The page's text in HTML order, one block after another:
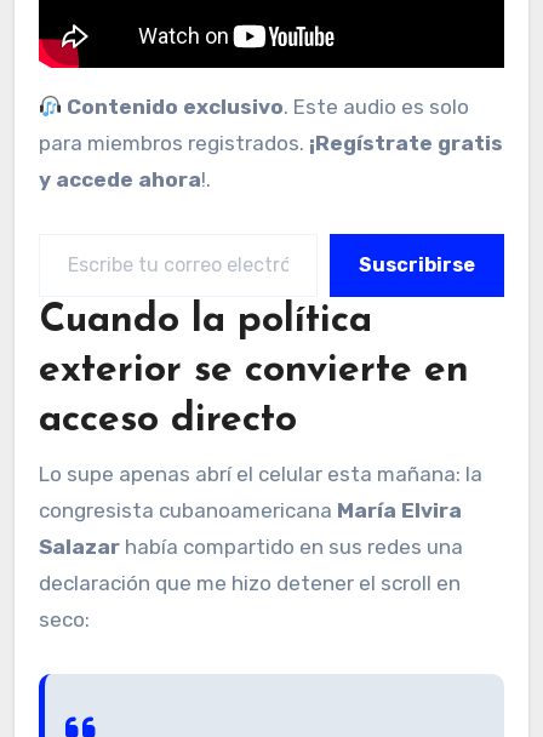
Contenido exclusivo. Este audio es solo
para miembros registrados. ¡Regístrate gratis
y accede ahora!.
Suscribirse
Cuando la política
exterior se convierte en
acceso directo
Lo supe apenas abrí el celular esta mañana: la
congresista cubanoamericana María Elvira
Salazar había compartido en sus redes una
declaración que me hizo detener el scroll en
seco: